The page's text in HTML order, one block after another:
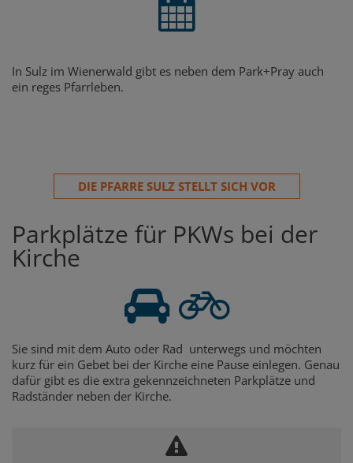
In Sulz im Wienerwald gibt es neben dem Park+Pray auch
ein reges Pfarrleben.
DIE PFARRE SULZ STELLT SICH VOR
Parkplätze für PKWs bei der
Kirche
Sie sind mit dem Auto oder Rad unterwegs und möchten
kurz für ein Gebet bei der Kirche eine Pause einlegen. Genau
dafür gibt es die extra gekennzeichneten Parkplätze und
Radständer neben der Kirche.